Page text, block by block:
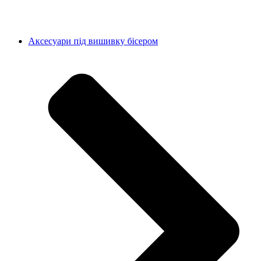
Аксесуари під вишивку бісером